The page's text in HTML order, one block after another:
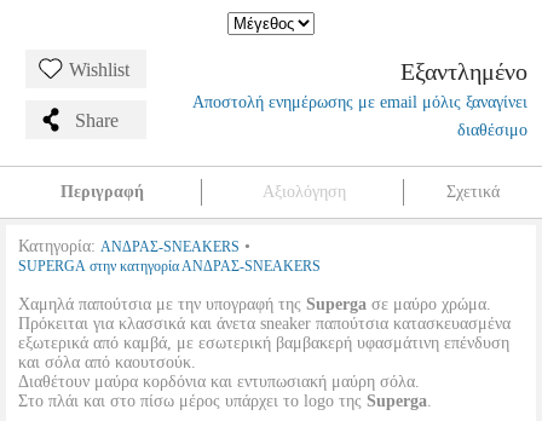
Wishlist
Share
Εξαντλημένο
Αποστολή ενημέρωσης με email μόλις ξαναγίνει
διαθέσιμο
Περιγραφή Αξιολόγηση Σχετικά
Κατηγορία: ΑΝΔΡΑΣ-SNEAKERS •
SUPERGA στην κατηγορία ΑΝΔΡΑΣ-SNEAKERS
Χαμηλά παπούτσια με την υπογραφή της Superga σε μαύρο χρώμα.
Πρόκειται για κλασσικά και άνετα sneaker παπούτσια κατασκευασμένα
εξωτερικά από καμβά, με εσωτερική βαμβακερή υφασμάτινη επένδυση
και σόλα από καουτσούκ.
Διαθέτουν μαύρα κορδόνια και εντυπωσιακή μαύρη σόλα.
Στο πλάι και στο πίσω μέρος υπάρχει το logo της Superga.